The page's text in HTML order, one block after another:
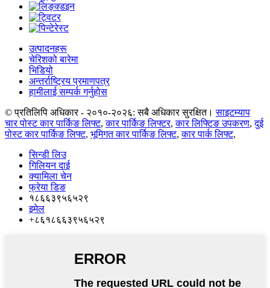
उत्पादनहरू
चेरिशको बारेमा
भिडियो
अन्तर्राष्ट्रिय प्रमाणपत्र
हामीलाई सम्पर्क गर्नुहोस
© प्रतिलिपि अधिकार - २०१०-२०२६: सबै अधिकार सुरक्षित। साइटम्याप
चार पोस्ट कार पार्किङ लिफ्ट,कार पार्किङ लिफ्टर,कार लिफ्टिङ उपकरण,दुई
पोस्ट कार पार्किङ लिफ्ट, भूमिगत कार पार्किङ लिफ्ट,कार पार्क लिफ्ट,
सिन्डी लिउ
गिलियन दाई
क्यामिला चेन
फ्रेया डिङ
१८६६३९५६५२९
इमेल
+८६१८६६३९५६५२९